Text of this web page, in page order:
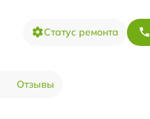
Статус ремонта
Отзывы